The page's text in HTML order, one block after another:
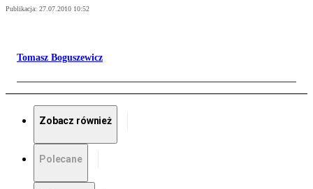
Publikacja: 27.07.2010 10:52
Tomasz Boguszewicz
Zobacz również
Polecane